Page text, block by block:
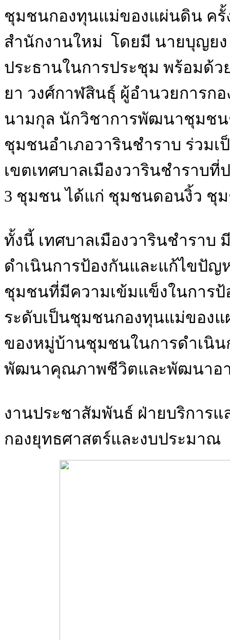
ชุมชนกองทุนแม่ของแผ่นดิน ครั้
สำนักงานใหม่ โดยมี นายบุญย
ประธานในการประชุม พร้อมด้ว
ยา วงศ์กาฬสินธุ์ ผู้อำนวยการก
นามกุล นักวิชาการพัฒนาชุมช
ชุมชนอำเภอวารินชำราบ ร่วม
เขตเทศบาลเมืองวารินชำราบ
3 ชุมชน ได้แก่ ชุมชนดอนงิ้ว ชุ
ทั้งนี้ เทศบาลเมืองวารินชำรา
ดำเนินการป้องกันและแก้ไขปัญ
ชุมชนที่มีความเข้มแข็งในการ
ระดับเป็นชุมชนกองทุนแม่ของแ
ของหมู่บ้านชุมชนในการดำเนิ
พัฒนาคุณภาพชีวิตและพัฒนาอ
งานประชาสัมพันธ์ ฝ่ายบริการแ
กองยุทธศาสตร์และงบประมาณ